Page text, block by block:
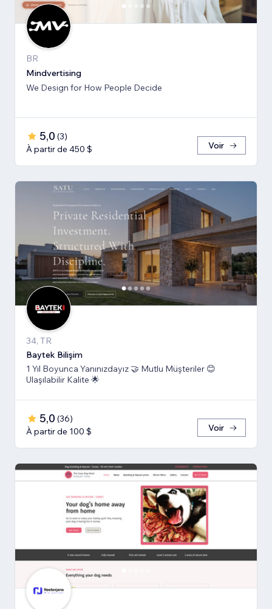
BR
Mindvertising
We Design for How People Decide
5,0 (3)
À partir de 450 $
Voir
34, TR
Baytek Bilişim
1 Yıl Boyunca Yanınızdayız 🤝 Mutlu Müşteriler 😊
Ulaşılabilir Kalite 🌟
5,0 (36)
À partir de 100 $
Voir